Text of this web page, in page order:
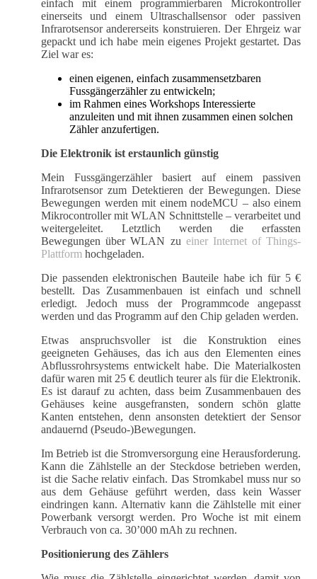
einfach mit einem programmierbaren Microkontroller
einerseits und einem Ultraschallsensor oder passiven
Infrarotsensor andererseits konstruieren. Der Ehrgeiz war
gepackt und ich habe mein eigenes Projekt gestartet. Das
Ziel war es:
einen eigenen, einfach zusammensetzbaren
Fussgängerzähler zu entwickeln;
im Rahmen eines Workshops Interessierte
anzuleiten und mit ihnen zusammen einen solchen
Zähler anzufertigen.
Die Elektronik ist erstaunlich günstig
Mein Fussgängerzähler basiert auf einem passiven
Infrarotsensor zum Detektieren der Bewegungen. Diese
Bewegungen werden mit einem nodeMCU – also einem
Mikrocontroller mit WLAN Schnittstelle – verarbeitet und
weitergeleitet. Letztlich werden die erfassten
Bewegungen über WLAN zu einer Internet of Things-
Plattform hochgeladen.
Die passenden elektronischen Bauteile habe ich für 5 €
bestellt. Das Zusammenbauen ist einfach und schnell
erledigt. Jedoch muss der Programmcode angepasst
werden und das Programm auf den Chip geladen werden.
Etwas anspruchsvoller ist die Konstruktion eines
geeigneten Gehäuses, das ich aus den Elementen eines
Abflussrohrsystems entwickelt habe. Die Materialkosten
dafür waren mit 25 € deutlich teurer als für die Elektronik.
Es ist darauf zu achten, dass beim Zusammenbauen des
Gehäuses keine ausgefransten, sondern schön glatte
Kanten entstehen, denn ansonsten detektiert der Sensor
andauernd (Pseudo-)Bewegungen.
Im Betrieb ist die Stromversorgung eine Herausforderung.
Kann die Zählstelle an der Steckdose betrieben werden,
ist die Sache relativ einfach. Das Stromkabel muss nur so
aus dem Gehäuse geführt werden, dass kein Wasser
eindringen kann. Alternativ kann die Zählstelle mit einer
Powerbank versorgt werden. Pro Woche ist mit einem
Verbrauch von ca. 30’000 mAh zu rechnen.
Positionierung des Zählers